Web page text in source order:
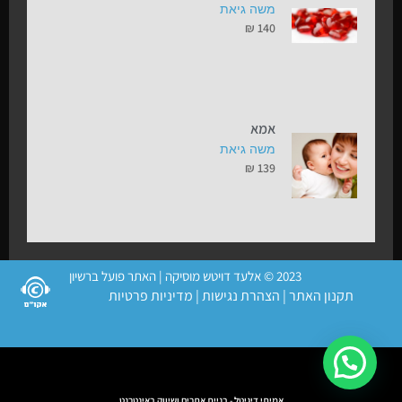
משה גיאת
₪ 140
אמא
משה גיאת
₪ 139
2023 © אלעד דויטש מוסיקה | האתר פועל ברשיון
תקנון האתר| הצהרת נגישות| מדיניות פרטיות